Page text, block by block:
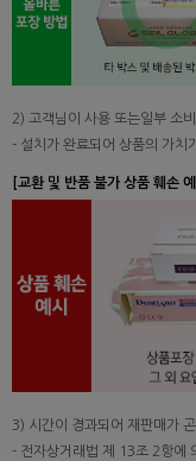
2) 고객님이 사용 또는일부 소
- 설치가 완료되어 상품의 가치
[교환 및 반품 불가 상품 훼손 예]
3) 시간이 경과되어 재판매가
- 전자상거래법 제 13조 2항에